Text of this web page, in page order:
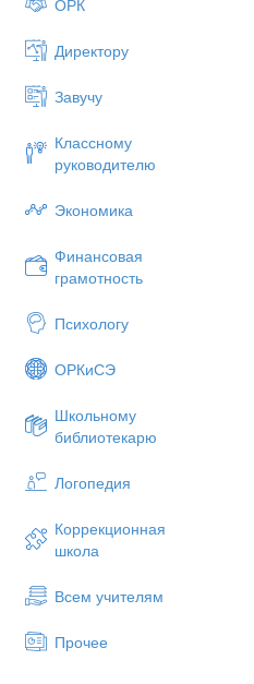
ОРК
Директору
Завучу
Классному
руководителю
Экономика
Финансовая
грамотность
Психологу
ОРКиСЭ
Школьному
библиотекарю
Логопедия
Коррекционная
школа
Всем учителям
Прочее